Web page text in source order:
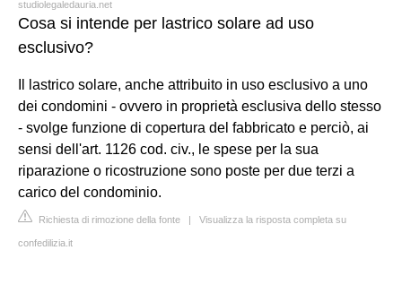
studiolegaledauria.net
Cosa si intende per lastrico solare ad uso
esclusivo?
Il lastrico solare, anche attribuito in uso esclusivo a uno
dei condomini - ovvero in proprietà esclusiva dello stesso
- svolge funzione di copertura del fabbricato e perciò, ai
sensi dell'art. 1126 cod. civ., le spese per la sua
riparazione o ricostruzione sono poste per due terzi a
carico del condominio.
Richiesta di rimozione della fonte | Visualizza la risposta completa su
confedilizia.it